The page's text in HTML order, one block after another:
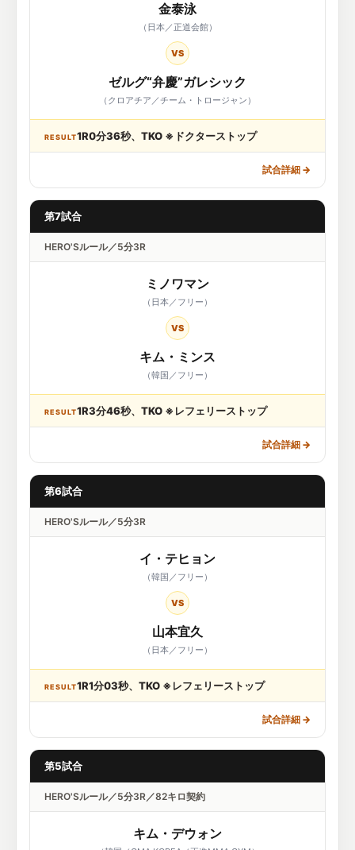
金泰泳
（日本／正道会館）
VS
ゼルグ“弁慶”ガレシック
（クロアチア／チーム・トロージャン）
RESULT1R0分36秒、TKO ※ドクターストップ
試合詳細 →
第7試合
HERO'Sルール／5分3R
ミノワマン
（日本／フリー）
VS
キム・ミンス
（韓国／フリー）
RESULT1R3分46秒、TKO ※レフェリーストップ
試合詳細 →
第6試合
HERO'Sルール／5分3R
イ・テヒョン
（韓国／フリー）
VS
山本宜久
（日本／フリー）
RESULT1R1分03秒、TKO ※レフェリーストップ
試合詳細 →
第5試合
HERO'Sルール／5分3R／82キロ契約
キム・デウォン